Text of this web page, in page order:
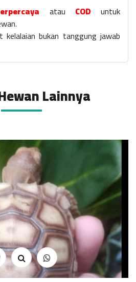
atau COD untuk
kelalaian bukan tanggung jawab
Lainnya